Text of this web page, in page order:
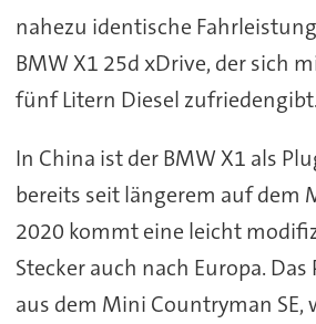
nahezu identische
BMW X1 25d xDrive, der sich
fünf Litern Diesel zufriedengibt.
In China ist der BMW X1 als
bereits seit längerem auf dem
2020 kommt eine leicht
Stecker auch nach Europa.
aus dem Mini Countryman SE,